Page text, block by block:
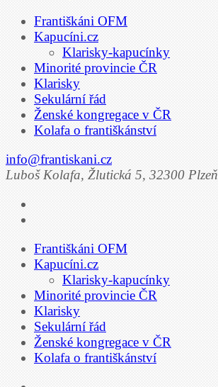
Františkáni OFM
Kapucíni.cz
Klarisky-kapucínky
Minorité provincie ČR
Klarisky
Sekulární řád
Ženské kongregace v ČR
Kolafa o františkánství
info@frantiskani.cz
Luboš Kolafa, Žlutická 5, 32300 Plzeň
Františkáni OFM
Kapucíni.cz
Klarisky-kapucínky
Minorité provincie ČR
Klarisky
Sekulární řád
Ženské kongregace v ČR
Kolafa o františkánství